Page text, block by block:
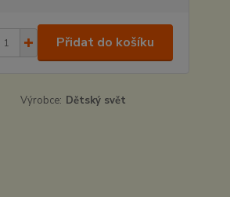
Přidat do košíku
Výrobce: Dětský svět